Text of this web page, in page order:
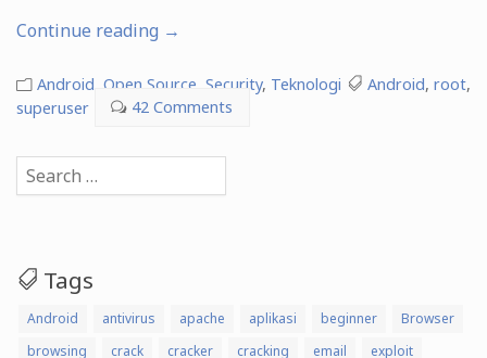
Continue reading “Problem
‘su’
Pada
Superuser”
→
Android Open Source Security, Teknologi Android, root,
superuser
42 Comments
for:
Tags
Android antivirus apache aplikasi beginner
Browser
browsing
crack cracker cracking email exploit